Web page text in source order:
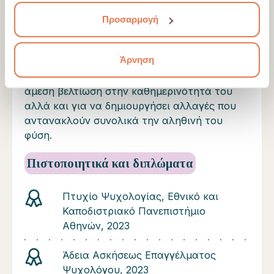
των υπηρεσιών τους.
Προσαρμογή
Άρνηση
διαφορετικές πτυχές του εαυτού του.
Εφαρμόζοντας ένα συνθετικό μοντέλο και
στρατηγικές της Γνωσιακής -
Συμπεριφοριστικής προσέγγισης, το άτομο
έχει τα εφόδια που χρειάζεται για να δει
άμεση βελτίωση στην καθημερινότητά του
αλλά και για να δημιουργήσει αλλαγές που
αντανακλούν συνολικά την αληθινή του
φύση.
Πιστοποιητικά και διπλώματα
Πτυχίο Ψυχολογίας, Εθνικό και
Καποδιστριακό Πανεπιστήμιο
Αθηνών, 2023
Άδεια Ασκήσεως Επαγγέλματος
Ψυχολόγου, 2023